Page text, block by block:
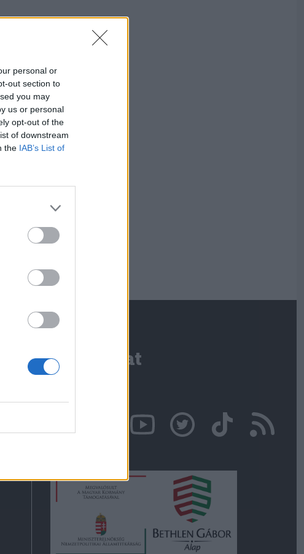
personal or
out section to
you may
us or personal
opt-out of the
of downstream
the IAB’s List of
Kapcsolat